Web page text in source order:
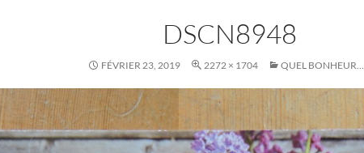
DSCN8948
FÉVRIER 23, 2019 2272 × 1704 QUEL BONHEUR…